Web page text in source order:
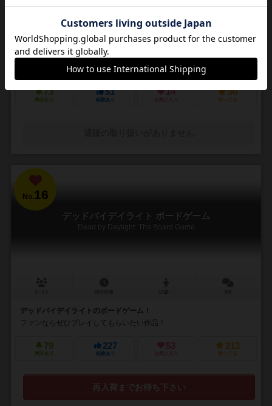
14歳～
悪夢のような街で他の狩人を出し抜いて「血の遺志」を集めろ
ＰＳ４で発売されたフロムソフトウェアのブラッドボーンのカードゲ
ーム化。 かつて栄華を極めた古都ヤーナムでは風土病「獣の病」がは
びこっていた。あなたは「獣の病」の罹患者で...
73
興味あり
51
経験あり
14
お気に入り
50
持ってる
No. 16
デッドバイデイライト ボードゲーム
Dead by Daylight: The Board Game
デッドバイデイライトのボードゲーム！
ファンならぜひプレイしてもらいたい作品！
79
興味あり
227
経験あり
53
お気に入り
213
持ってる
再入荷までお待ち下さい